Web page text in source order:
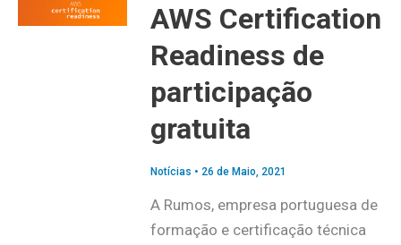
AWS Certification
Readiness de
participação
gratuita
Notícias • 26 de Maio, 2021
A Rumos, empresa portuguesa de
formação e certificação técnica